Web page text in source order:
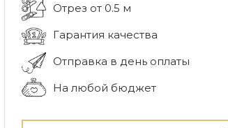
Отрез от 0.5 м
Гарантия качества
Отправка в день оплаты
На любой бюджет